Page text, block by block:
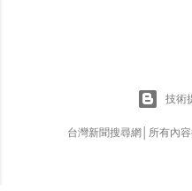
技術
台灣新聞搜尋網│所有內